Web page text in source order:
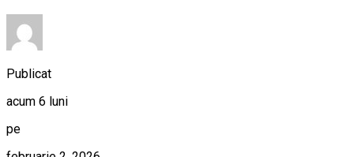
Publicat
acum 6 luni
pe